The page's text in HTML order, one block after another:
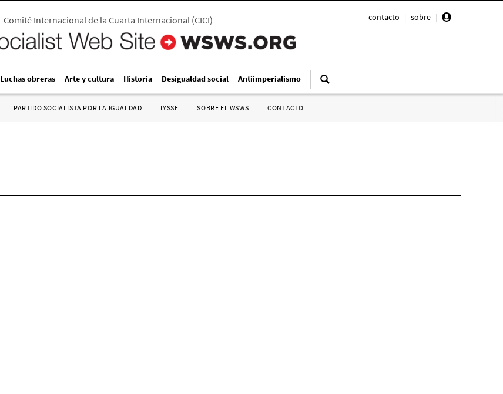
contacto | sobre |
Comité Internacional de la Cuarta Internacional (CICI)
Luchas obreras Arte y cultura Historia Desigualdad social Antiimperialismo
PARTIDO SOCIALISTA POR LA IGUALDAD IYSSE SOBRE EL WSWS CONTACTO